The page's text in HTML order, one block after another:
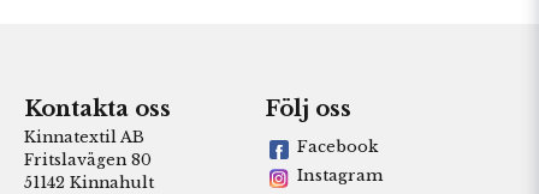
Kontakta oss
Kinnatextil AB
Fritslavägen 80
51142 Kinnahult
Följ oss
Facebook
Instagram